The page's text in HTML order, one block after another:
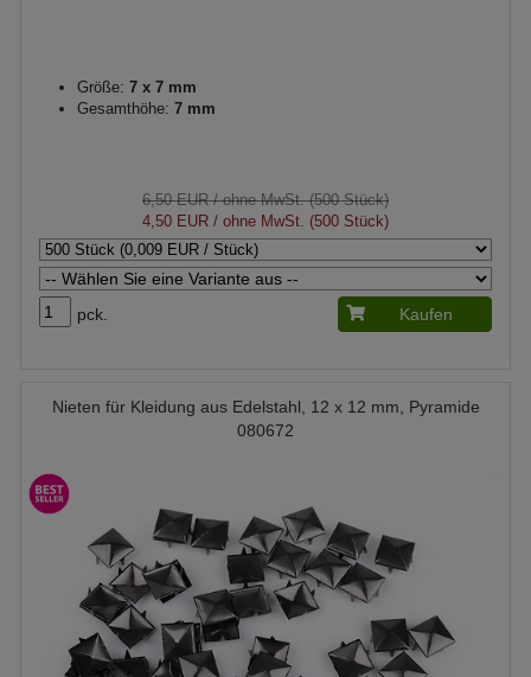
Größe: 7 x 7 mm
Gesamthöhe: 7 mm
6,50 EUR/ ohne MwSt. (500 Stück)
4,50 EUR / ohne MwSt. (500 Stück)
pck. Kaufen
Nieten für Kleidung aus Edelstahl, 12 x 12 mm, Pyramide
080672